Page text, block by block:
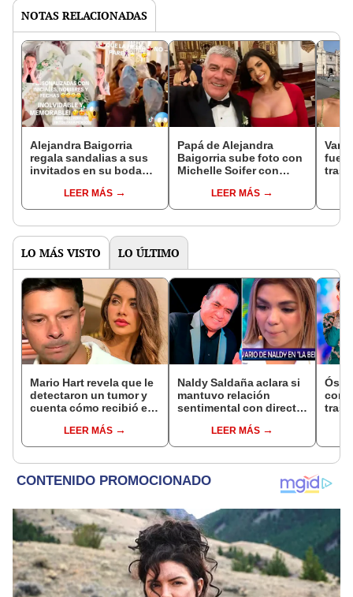
NOTAS RELACIONADAS
Alejandra Baigorria
regala sandalias a sus
invitados en su boda
que no se vayan”
LEER MÁS
Papá de Alejandra
Baigorria sube foto con
Michelle Soifer con
redes reaccionan: “¿La
oficializó?”
LEER MÁS
tras
LO MÁS VISTO LO ÚLTIMO
Mario Hart revela que le
detectaron un tumor y
cuenta cómo recibió el
muy fuertes..."
LEER MÁS
Naldy Saldaña aclara si
mantuvo relación
sentimental con director
denunciarlo por
tocamientos: “Me
LEER MÁS
tras